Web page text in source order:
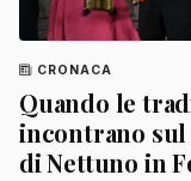
CRONACA
Quando le
incontrano
di Nettuno in